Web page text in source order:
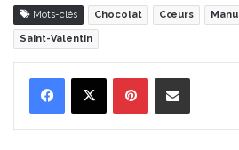
Mots-clés Chocolat Cœurs
Saint-Valentin